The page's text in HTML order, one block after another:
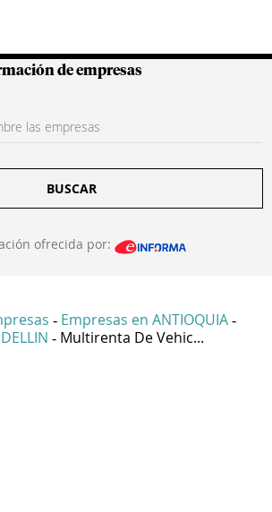
Colombianas
de empresas
BUSCAR
ofrecida por:
- Empresas en ANTIOQUIA -
- Multirenta De Vehic...